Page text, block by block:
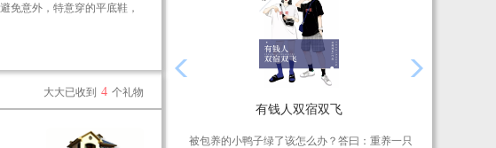
大大已收到 4 个礼物
有钱人双宿双飞
被包养的小鸭子绿了该怎么办？答曰：重养一只